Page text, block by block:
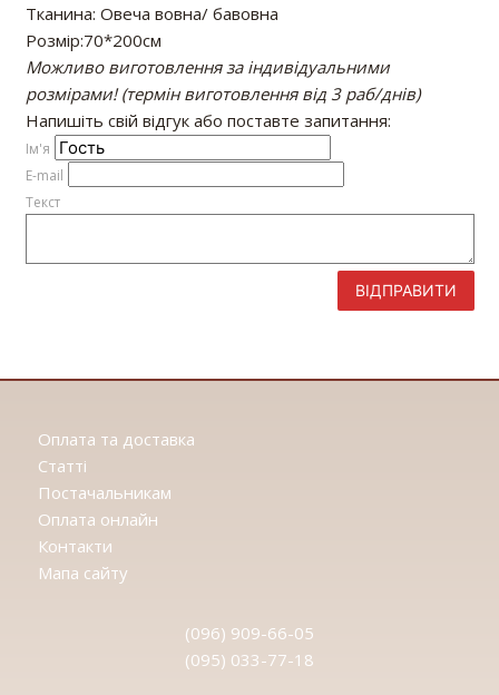
Тканина: Овеча вовна/ бавовна
Розмір:70*200см
Можливо виготовлення за індивідуальними
розмірами! (термін виготовлення від 3 раб/днів)
Напишіть свій відгук або поставте запитання:
Iм'я
E-mail
Текст
ВІДПРАВИТИ
Оплата та доставка
Статтi
Постачальникам
Оплата онлайн
Контакти
Мапа сайту
(096) 909-66-05
(095) 033-77-18